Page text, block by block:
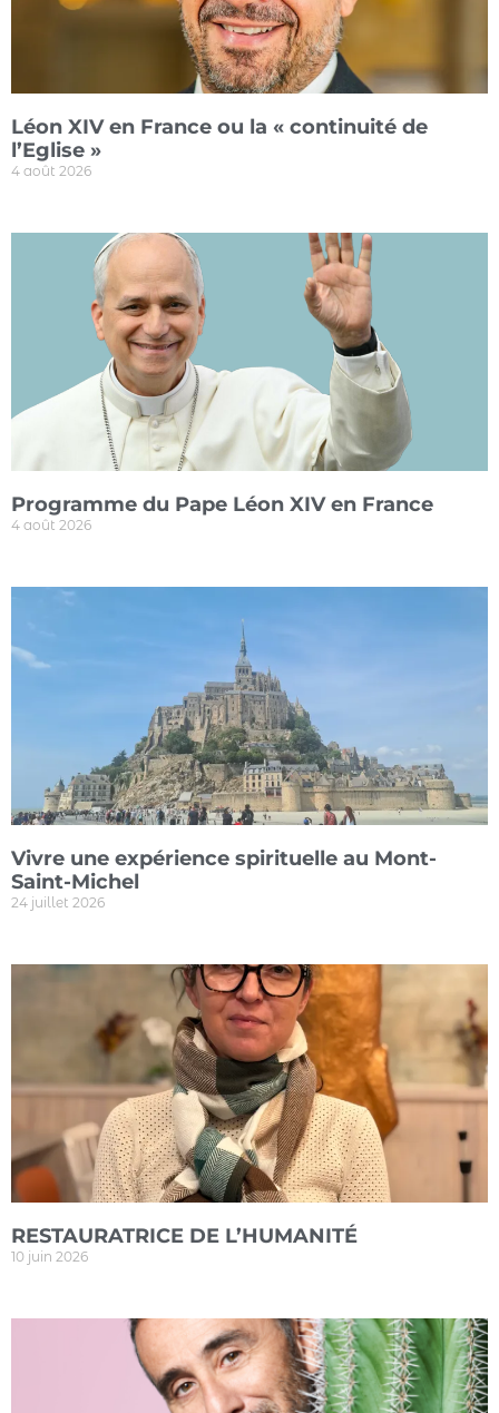
Léon XIV en France ou la « continuité de
l’Eglise »
4 août 2026
Programme du Pape Léon XIV en France
4 août 2026
Vivre une expérience spirituelle au Mont-
Saint-Michel
24 juillet 2026
RESTAURATRICE DE L’HUMANITÉ
10 juin 2026